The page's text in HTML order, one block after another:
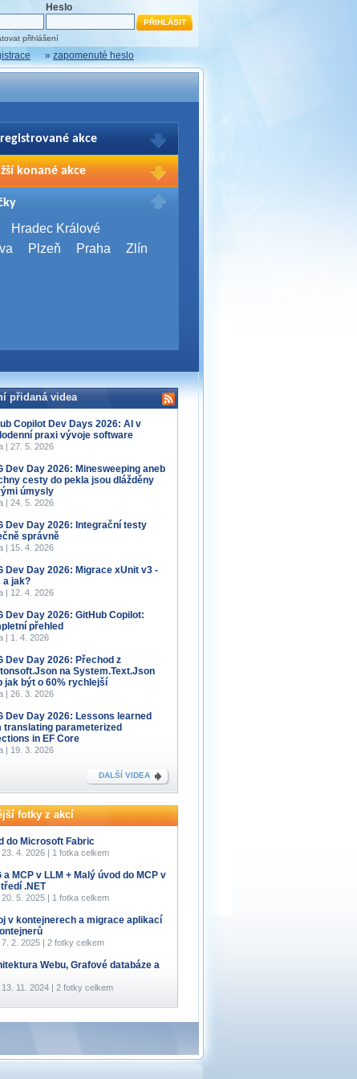
Heslo
přihlášení
» zapomenuté heslo
akce
Vašich registrací na akce
přihlašte.
konané akce
2026
Brno
Bootcamp 2026
Hradec Králové
Plzeň Praha Zlín
přidaná videa
Copilot Dev Days 2026: AI v
praxi vývoje software
| 27. 5. 2026
Dev Day 2026: Minesweeping aneb
cesty do pekla jsou dlážděny
úmysly
| 24. 5. 2026
Dev Day 2026: Integrační testy
správně
| 15. 4. 2026
Dev Day 2026: Migrace xUnit v3 -
a jak?
| 12. 4. 2026
Dev Day 2026: GitHub Copilot:
přehled
| 1. 4. 2026
Dev Day 2026: Přechod z
na System.Text.Json
jak být o 60% rychlejší
| 26. 3. 2026
Dev Day 2026: Lessons learned
translating parameterized
in EF Core
| 19. 3. 2026
DALŠÍ VIDEA
fotky z akcí
do Microsoft Fabric
4. 2026 | 1 fotka celkem
a MCP v LLM + Malý úvod do MCP v
.NET
5. 2025 | 1 fotka celkem
v kontejnerech a migrace aplikací
2. 2025 | 2 fotky celkem
Webu, Grafové databáze a
11. 2024 | 2 fotky celkem